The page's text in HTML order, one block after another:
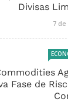
Divisas
7
Fase de